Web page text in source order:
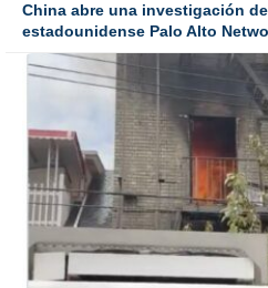
China abre una investigación
estadounidense Palo Alto